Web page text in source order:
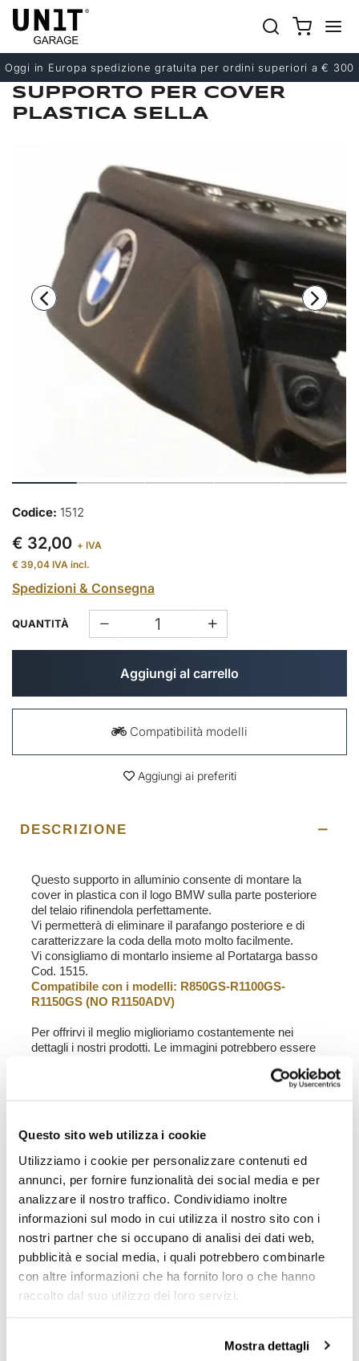
Questo sito web utilizza i cookie
Utilizziamo i cookie per personalizzare contenuti ed
annunci, per fornire funzionalità dei social media e per
analizzare il nostro traffico. Condividiamo inoltre
informazioni sul modo in cui utilizza il nostro sito con i
nostri partner che si occupano di analisi dei dati web,
pubblicità e social media, i quali potrebbero combinarle
con altre informazioni che ha fornito loro o che hanno
raccolto dal suo utilizzo dei loro servizi.
Mostra dettagli
Oggi in Europa spedizione gratuita per ordini superiori a € 300
Precedente
Successivo
SUPPORTO PER COVER
PLASTICA SELLA
Codice: 1512
€ 32,00 + IVA
€ 39,04 IVA incl.
Spedizioni & Consegna
QUANTITÀ
Aggiungi al carrello
Compatibilità modelli
Aggiungi ai preferiti
DESCRIZIONE
Questo supporto in alluminio consente di montare la
cover in plastica con il logo BMW sulla parte posteriore
del telaio rifinendola perfettamente.
Vi permetterà di eliminare il parafango posteriore e di
caratterizzare la coda della moto molto facilmente.
Vi consigliamo di montarlo insieme al Portatarga basso
Cod. 1515.
Compatibile con i modelli: R850GS-R1100GS-
R1150GS (NO R1150ADV)
Per offrirvi il meglio miglioriamo costantemente nei
dettagli i nostri prodotti. Le immagini potrebbero essere
RICHIEDI INFORMAZIONI
OPINIONE DEI CLIENTI
Deviaccedereper poter scrivere la tua opinione.